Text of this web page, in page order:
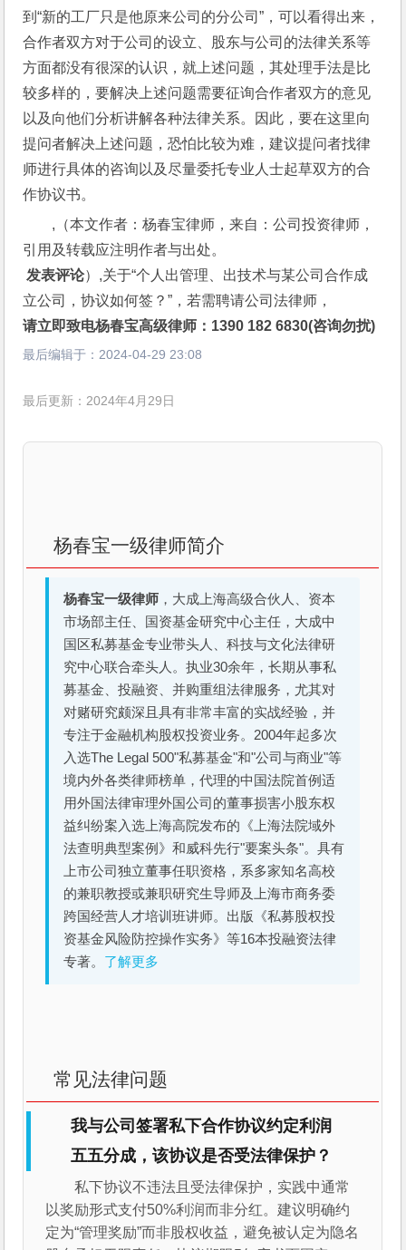
到“新的工厂只是他原来公司的分公司”，可以看得出来，
合作者双方对于公司的设立、股东与公司的法律关系等
方面都没有很深的认识，就上述问题，其处理手法是比
较多样的，要解决上述问题需要征询合作者双方的意见
以及向他们分析讲解各种法律关系。因此，要在这里向
提问者解决上述问题，恐怕比较为难，建议提问者找律
师进行具体的咨询以及尽量委托专业人士起草双方的合
作协议书。
,（本文作者：杨春宝律师，来自：公司投资律师，
引用及转载应注明作者与出处。
发表评论）,关于“个人出管理、出技术与某公司合作成
立公司，协议如何签？”，若需聘请公司法律师，
请立即致电杨春宝高级律师：1390 182 6830(咨询勿扰)
最后编辑于： 2024-04-29 23:08
最后更新：2024年4月29日
杨春宝一级律师简介
杨春宝一级律师 ，大成上海高级合伙人、资本
市场部主任、国资基金研究中心主任，大成中
国区私募基金专业带头人、科技与文化法律研
究中心联合牵头人。执业30余年，长期从事私
募基金、投融资、并购重组法律服务，尤其对
对赌研究颇深且具有非常丰富的实战经验，并
专注于金融机构股权投资业务。2004年起多次
入选The Legal 500"私募基金"和"公司与商业"等
境内外各类律师榜单，代理的中国法院首例适
用外国法律审理外国公司的董事损害小股东权
益纠纷案入选上海高院发布的《上海法院域外
法查明典型案例》和威科先行"要案头条"。具有
上市公司独立董事任职资格，系多家知名高校
的兼职教授或兼职研究生导师及上海市商务委
跨国经营人才培训班讲师。出版《私募股权投
资基金风险防控操作实务》等16本投融资法律
专著。 了解更多
常见法律问题
我与公司签署私下合作协议约定利润
五五分成，该协议是否受法律保护？
私下协议不违法且受法律保护，实践中通常
以奖励形式支付50%利润而非分红。建议明确约
定为“管理奖励”而非股权收益，避免被认定为隐名